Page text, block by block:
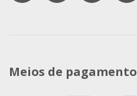
Meios de pagamento